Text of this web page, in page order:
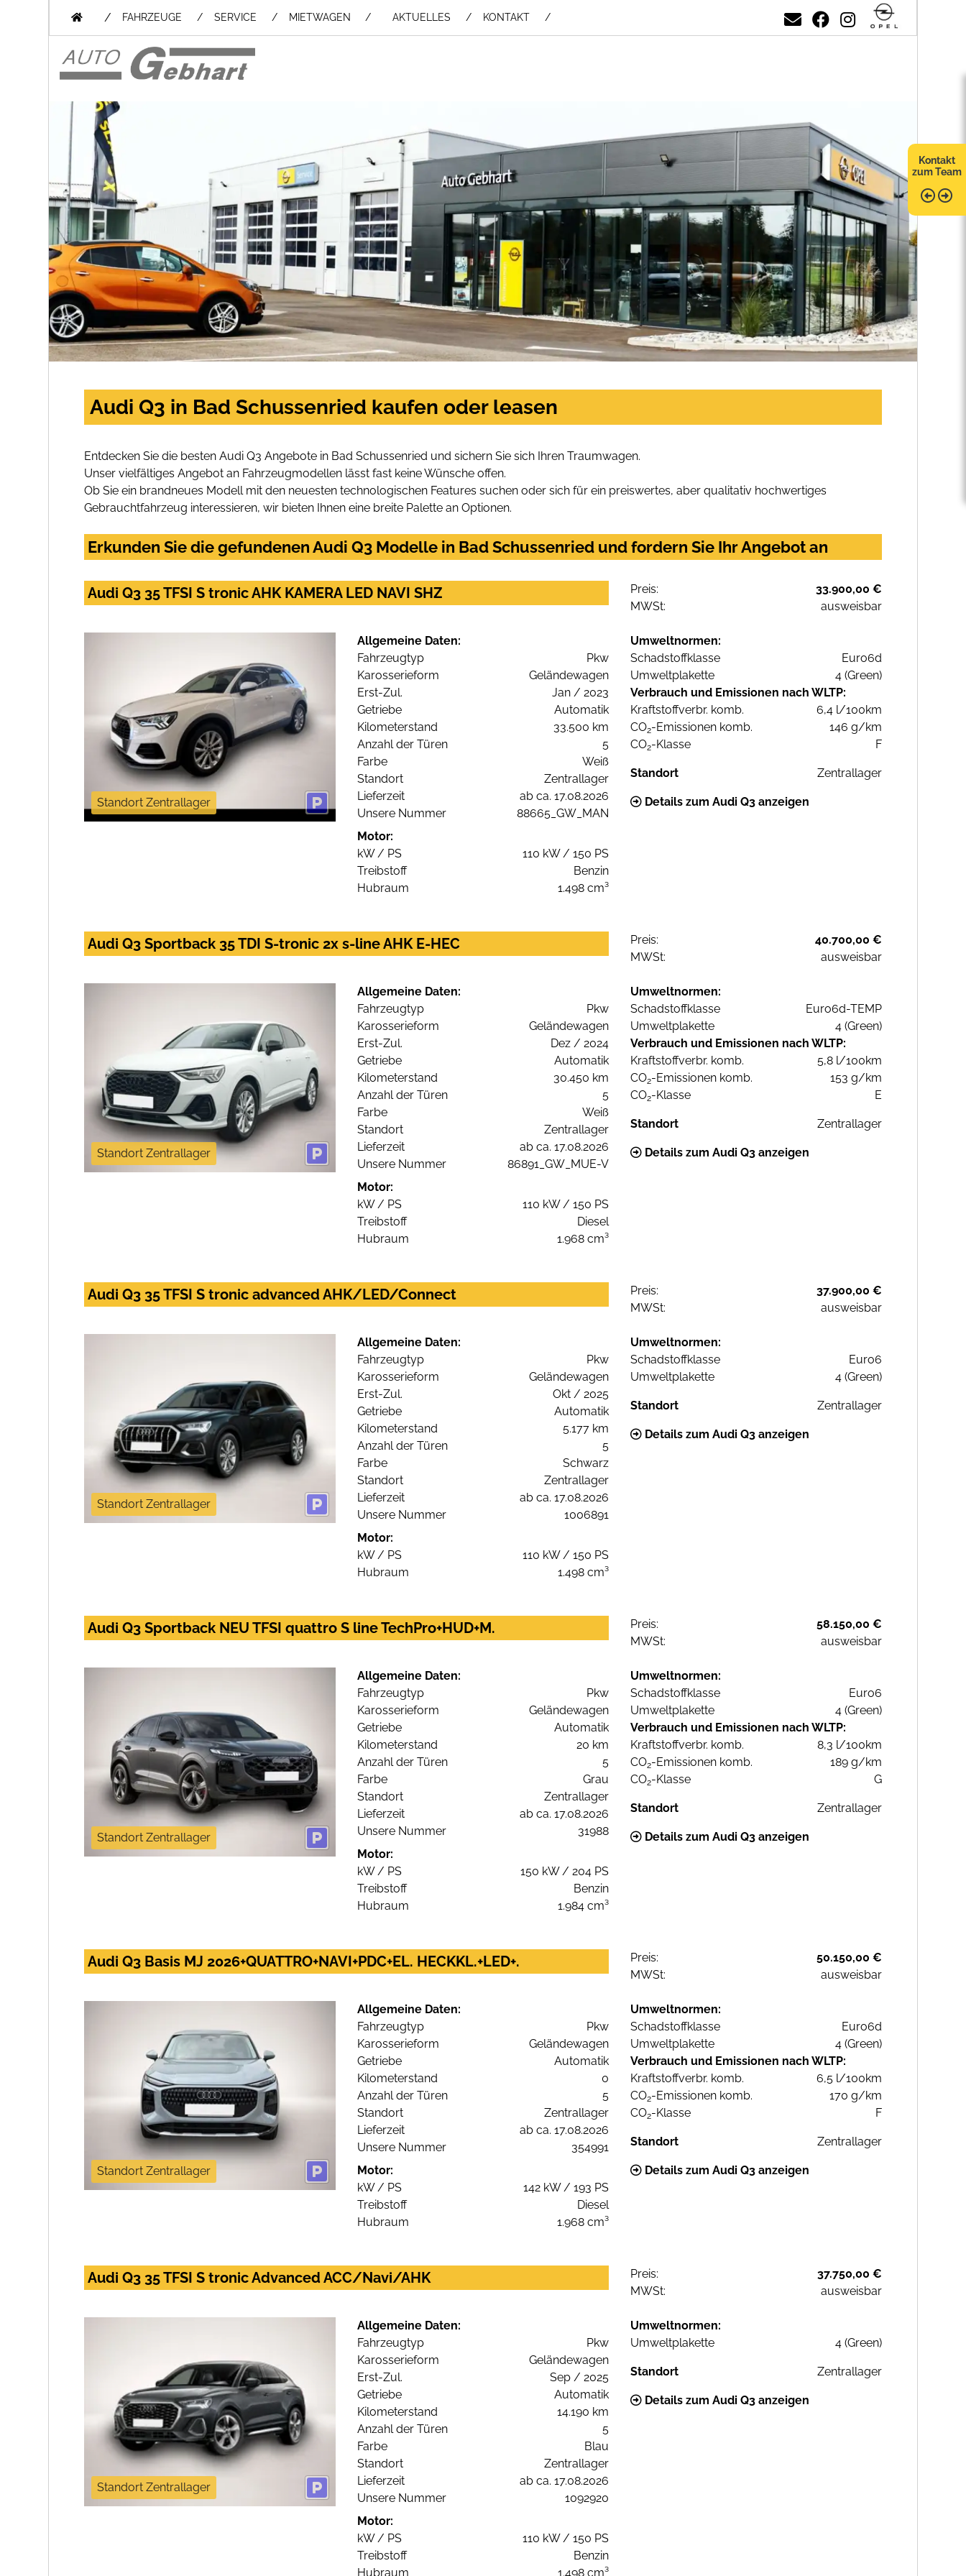
/ FAHRZEUGE SERVICE MIETWAGEN / AKTUELLES KONTAKT
Kontakt
zum Team
Audi Q3 in Bad Schussenried kaufen oder leasen
Entdecken Sie die besten Audi Q3 Angebote in Bad Schussenried und sichern Sie sich Ihren Traumwagen.
Unser vielfältiges Angebot an Fahrzeugmodellen lässt fast keine Wünsche offen.
Ob Sie ein brandneues Modell mit den neuesten technologischen Features suchen oder sich für ein preiswertes, aber qualitativ hochwertiges
Gebrauchtfahrzeug interessieren, wir bieten Ihnen eine breite Palette an Optionen.
Erkunden Sie die gefundenen Audi Q3 Modelle in Bad Schussenried und fordern Sie Ihr Angebot an
Audi Q3 35 TFSI S tronic AHK KAMERA LED NAVI SHZ Preis:
33.900,00 €
MWSt:
ausweisbar
Standort Zentrallager
Allgemeine Daten:
Fahrzeugtyp
Pkw
Karosserieform
Geländewagen
Erst-Zul.
Jan / 2023
Getriebe
Automatik
Kilometerstand
33.500 km
Anzahl der Türen
5
Farbe
Weiß
Standort
Zentrallager
Lieferzeit
ab ca. 17.08.2026
Unsere Nummer
88665_GW_MAN
Motor:
kW / PS
110 kW / 150 PS
Treibstoff
Benzin
Hubraum
1.498 cm³
Umweltnormen:
Schadstoffklasse
Euro6d
Umweltplakette
4 (Green)
Verbrauch und Emissionen nach WLTP:
Kraftstoffverbr. komb.
6,4 l/100km
CO2-Emissionen komb.
146 g/km
CO2-Klasse F
Standort Zentrallager
Details zum Audi Q3 anzeigen
Audi Q3 Sportback 35 TDI S-tronic 2x s-line AHK E-HEC Preis:
40.700,00 €
MWSt:
ausweisbar
Standort Zentrallager
Allgemeine Daten:
Fahrzeugtyp
Pkw
Karosserieform
Geländewagen
Erst-Zul.
Dez / 2024
Getriebe
Automatik
Kilometerstand
30.450 km
Anzahl der Türen
5
Farbe
Weiß
Standort
Zentrallager
Lieferzeit
ab ca. 17.08.2026
Unsere Nummer
86891_GW_MUE-V
Motor:
kW / PS
110 kW / 150 PS
Treibstoff
Diesel
Hubraum
1.968 cm³
Umweltnormen:
Schadstoffklasse
Euro6d-TEMP
Umweltplakette
4 (Green)
Verbrauch und Emissionen nach WLTP:
Kraftstoffverbr. komb.
5,8 l/100km
CO2-Emissionen komb.
153 g/km
CO2-Klasse E
Standort Zentrallager
Details zum Audi Q3 anzeigen
Audi Q3 35 TFSI S tronic advanced AHK/LED/Connect Preis:
37.900,00 €
MWSt:
ausweisbar
Standort Zentrallager
Allgemeine Daten:
Fahrzeugtyp
Pkw
Karosserieform
Geländewagen
Erst-Zul.
Okt / 2025
Getriebe
Automatik
Kilometerstand
5.177 km
Anzahl der Türen
5
Farbe
Schwarz
Standort
Zentrallager
Lieferzeit
ab ca. 17.08.2026
Unsere Nummer
1006891
Motor:
kW / PS
110 kW / 150 PS
Hubraum
1.498 cm³
Umweltnormen:
Schadstoffklasse
Euro6
Umweltplakette
4 (Green)
Standort Zentrallager
Details zum Audi Q3 anzeigen
Audi Q3 Sportback NEU TFSI quattro S line TechPro+HUD+M. Preis:
58.150,00 €
MWSt:
ausweisbar
Standort Zentrallager
Allgemeine Daten:
Fahrzeugtyp
Pkw
Karosserieform
Geländewagen
Getriebe
Automatik
Kilometerstand
20 km
Anzahl der Türen
5
Farbe
Grau
Standort
Zentrallager
Lieferzeit
ab ca. 17.08.2026
Unsere Nummer
31988
Motor:
kW / PS
150 kW / 204 PS
Treibstoff
Benzin
Hubraum
1.984 cm³
Umweltnormen:
Schadstoffklasse
Euro6
Umweltplakette
4 (Green)
Verbrauch und Emissionen nach WLTP:
Kraftstoffverbr. komb.
8,3 l/100km
CO2-Emissionen komb.
189 g/km
CO2-Klasse G
Standort Zentrallager
Details zum Audi Q3 anzeigen
Audi Q3 Basis MJ 2026+QUATTRO+NAVI+PDC+EL. HECKKL.+LED+. Preis:
50.150,00 €
MWSt:
ausweisbar
Standort Zentrallager
Allgemeine Daten:
Fahrzeugtyp
Pkw
Karosserieform
Geländewagen
Getriebe
Automatik
Kilometerstand
0
Anzahl der Türen
5
Standort
Zentrallager
Lieferzeit
ab ca. 17.08.2026
Unsere Nummer
354991
Motor:
kW / PS
142 kW / 193 PS
Treibstoff
Diesel
Hubraum
1.968 cm³
Umweltnormen:
Schadstoffklasse
Euro6d
Umweltplakette
4 (Green)
Verbrauch und Emissionen nach WLTP:
Kraftstoffverbr. komb.
6,5 l/100km
CO2-Emissionen komb.
170 g/km
CO2-Klasse F
Standort Zentrallager
Details zum Audi Q3 anzeigen
Audi Q3 35 TFSI S tronic Advanced ACC/Navi/AHK Preis:
37.750,00 €
MWSt:
ausweisbar
Standort Zentrallager
Allgemeine Daten:
Fahrzeugtyp
Pkw
Karosserieform
Geländewagen
Erst-Zul.
Sep / 2025
Getriebe
Automatik
Kilometerstand
14.190 km
Anzahl der Türen
5
Farbe
Blau
Standort
Zentrallager
Lieferzeit
ab ca. 17.08.2026
Unsere Nummer
1092920
Motor:
kW / PS
110 kW / 150 PS
Treibstoff
Benzin
Hubraum
1.498 cm³
Umweltnormen:
Umweltplakette
4 (Green)
Standort Zentrallager
Details zum Audi Q3 anzeigen